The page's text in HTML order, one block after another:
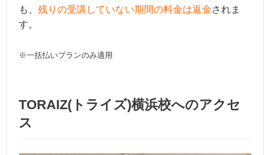
も、 残りの受講していない期間の料金は返金されま
す。
※一括払いプランのみ適用
TORAIZ(トライズ)横浜校へのアクセ
ス